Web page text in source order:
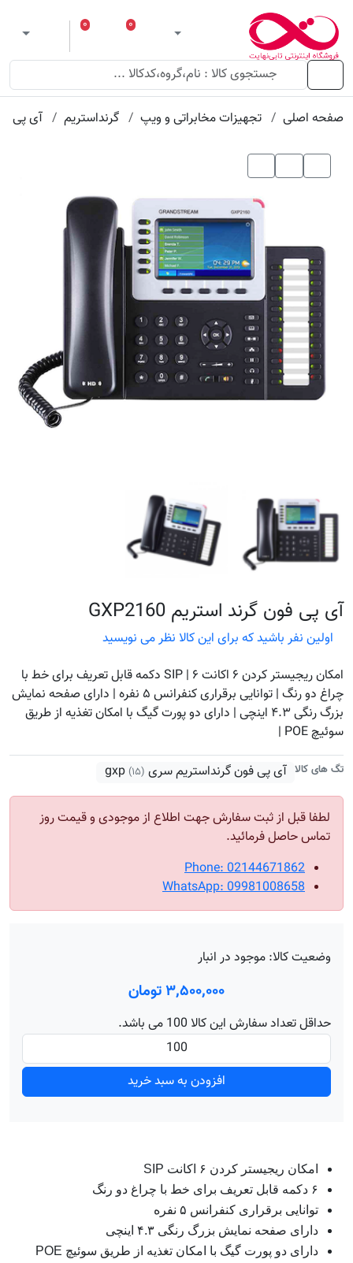
ورود لیست مورد علاقه
۰
سبد خرید
۰
منو
صفحه اصلی
تجهیزات مخابراتی و ویپ گرنداستریم آی پی
آی پی فون گرند استریم GXP2160
اولین نفر باشید که برای این کالا نظر می نویسید
امکان ریجیستر کردن ۶ اکانت SIP | ۶ دکمه قابل تعریف برای خط با
چراغ دو رنگ | توانایی برقراری کنفرانس ۵ نفره | دارای صفحه نمایش
بزرگ رنگی ۴.۳ اینچی | دارای دو پورت گیگ با امکان تغذیه از طریق
سوئیچ POE |
تگ های کالا آی پی فون گرنداستریم سری gxp (۱۵)
لطفا قبل از ثبت سفارش جهت اطلاع از موجودی و قیمت روز
تماس حاصل فرمائید.
Phone: 02144671862
WhatsApp: 09981008658
وضعیت کالا: موجود در انبار
۳٬۵۰۰٬۰۰۰ تومان
حداقل تعداد سفارش این کالا 100 می باشد.
افزودن به سبد خرید
امکان ریجیستر کردن ۶ اکانت SIP
۶ دکمه قابل تعریف برای خط با چراغ دو رنگ
توانایی برقراری کنفرانس ۵ نفره
دارای صفحه نمایش بزرگ رنگی ۴.۳ اینچی
دارای دو پورت گیگ با امکان تغذیه از طریق سوئیچ POE
ویژگی
ویژگی